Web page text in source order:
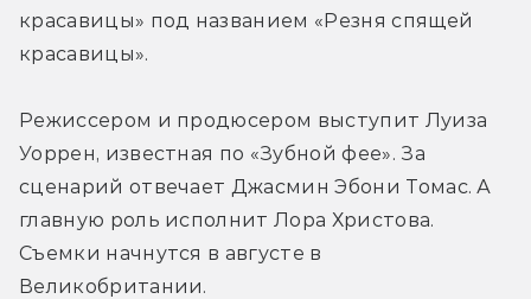
красавицы» под названием «Резня спящей
красавицы».
Режиссером и продюсером выступит Луиза
Уоррен, известная по «Зубной фее». За
сценарий отвечает Джасмин Эбони Томас. А
главную роль исполнит Лора Христова.
Съемки начнутся в августе в
Великобритании.